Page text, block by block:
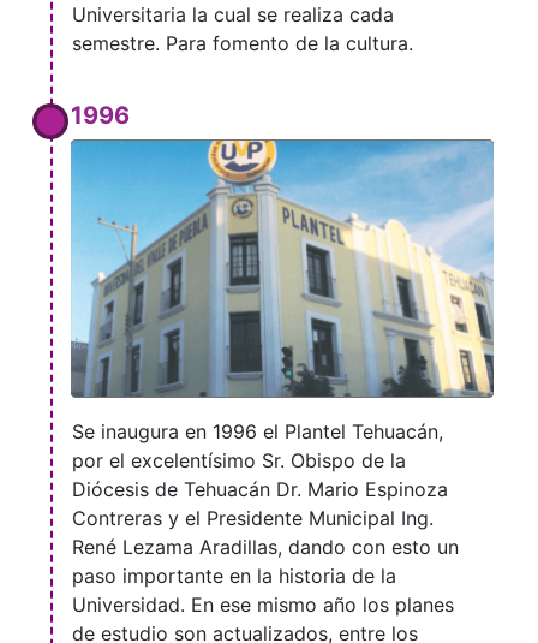
Universitaria la cual se realiza cada
semestre. Para fomento de la cultura.
1996
Se inaugura en 1996 el Plantel Tehuacán,
por el excelentísimo Sr. Obispo de la
Diócesis de Tehuacán Dr. Mario Espinoza
Contreras y el Presidente Municipal Ing.
René Lezama Aradillas, dando con esto un
paso importante en la historia de la
Universidad. En ese mismo año los planes
de estudio son actualizados, entre los